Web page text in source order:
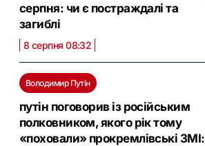
серпня: чи є постраждалі та
загиблі
8 серпня 08:32
Володимир Путін
путін поговорив із російським
полковником, якого рік тому
«поховали» прокремлівські ЗМІ: